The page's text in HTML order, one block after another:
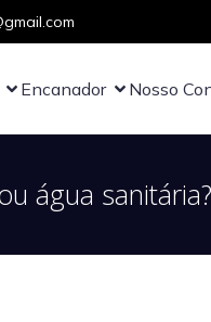
Encanador Nosso
água sanitária?